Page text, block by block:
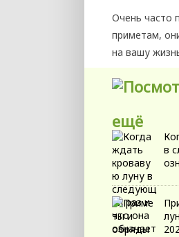
Очень часто
приметам,
на вашу
ещё
в